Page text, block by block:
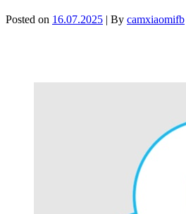
Posted on 16.07.2025 | By camxiaomifb